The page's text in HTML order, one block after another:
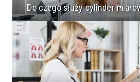
Do czego służy cylinder